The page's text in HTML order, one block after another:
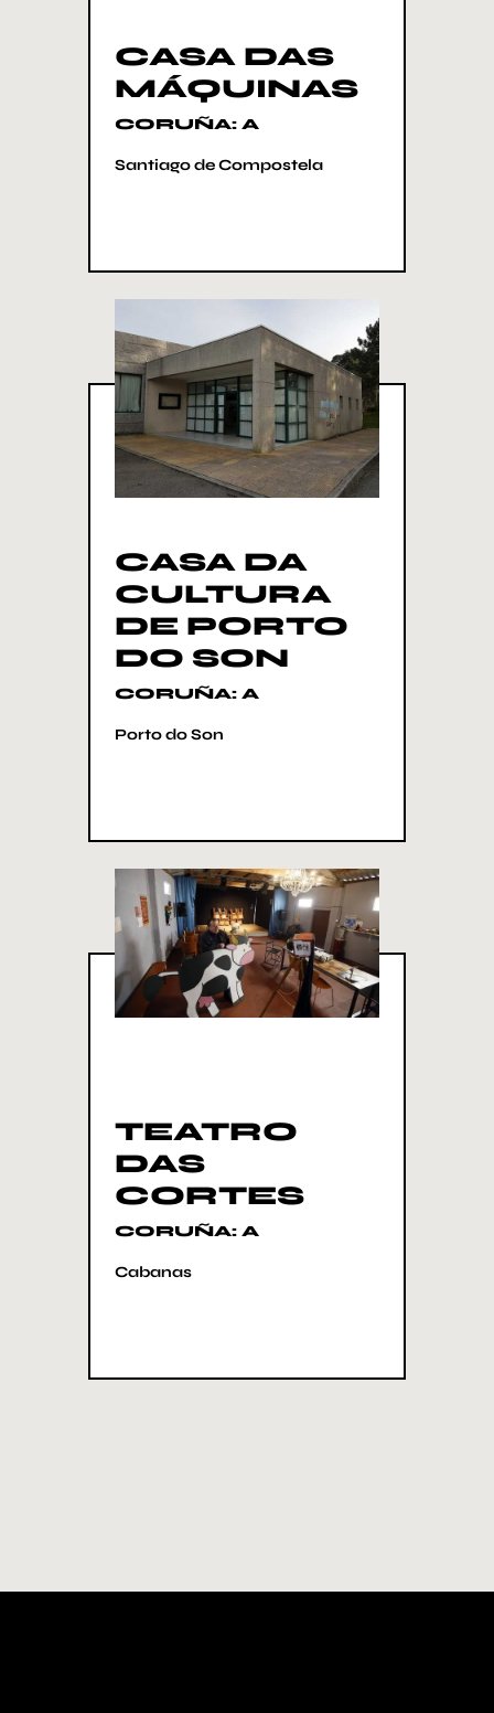
CASA DAS
MÁQUINAS
CORUÑA: A
Santiago de Compostela
CASA DA
CULTURA
DE PORTO
DO SON
CORUÑA: A
Porto do Son
TEATRO
DAS
CORTES
CORUÑA: A
Cabanas